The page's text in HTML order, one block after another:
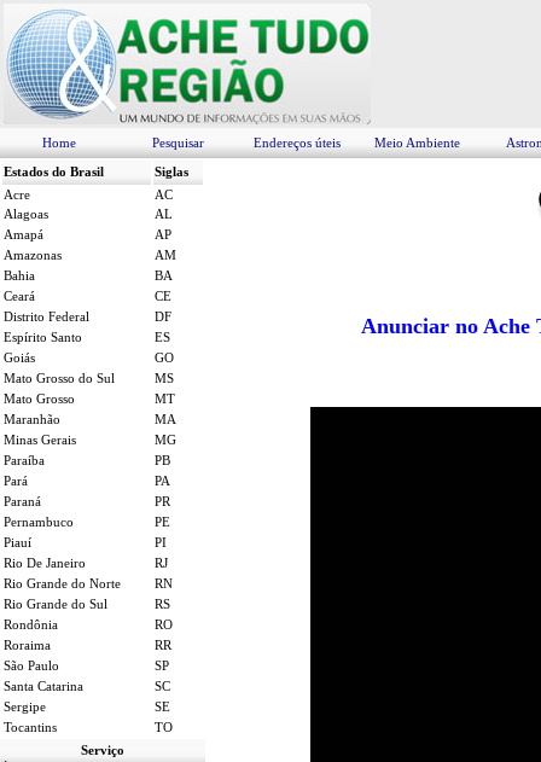
Home Pesquisar Endereços úteis Meio Ambiente
Estados do Brasil
Siglas
Acre
AC
Alagoas
AL
Amapá
AP
Amazonas
AM
Bahia
BA
Ceará
CE
Distrito Federal
DF
Espírito Santo
ES
Goiás
GO
Mato Grosso do Sul
MS
Mato Grosso
MT
Maranhão
MA
Minas Gerais
MG
Paraíba
PB
Pará
PA
Paraná
PR
Pernambuco
PE
Piauí
PI
Rio De Janeiro
RJ
Rio Grande do Norte
RN
Rio Grande do Sul
RS
Rondônia
RO
Roraima
RR
São Paulo
SP
Santa Catarina
SC
Sergipe
SE
Tocantins
TO
Serviço
Anunciar no Ache